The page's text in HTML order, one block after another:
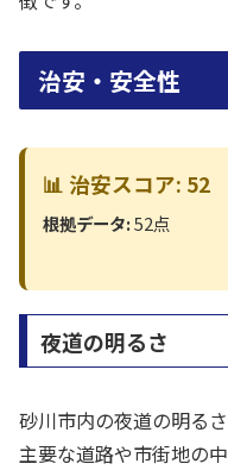
治安・安全性
📊 治安スコア: 52
根拠データ:52点
夜道の明るさ
砂川市内の夜道の明る
主要な道路や市街地の